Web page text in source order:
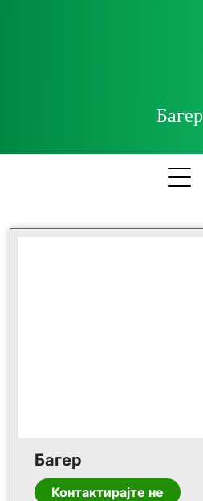
Багер
Багер
Контактирајте не